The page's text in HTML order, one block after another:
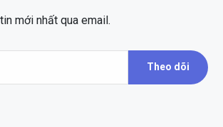
mới nhất qua email.
Theo dõi